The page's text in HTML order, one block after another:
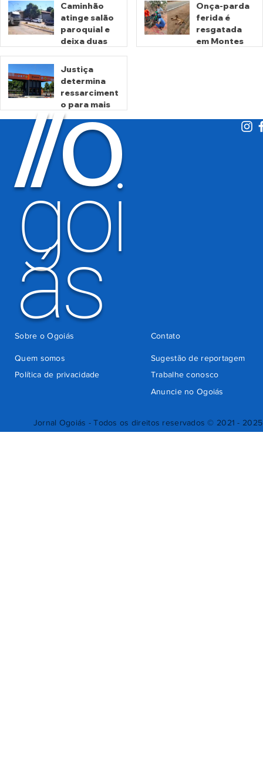
Caminhão
atinge salão
paroquial e
deixa duas
mortas em
Crixás
há 15 horas
Onça-parda
ferida é
resgatada
em Montes
Justiça
determina
ressarciment
o para mais
de 600 mil
motoristas
por
cobrança
indevida do
Detran-GO
há 4 dias
Jornal Ogoiás - Todos os direitos reservados © 2021 - 2025
//O
goi
ás
Quem somos
Sugestão de reportagem
Trabalhe conosco
Política de privacidade
Anuncie no Ogoiás
Contato
Sobre o Ogoiás